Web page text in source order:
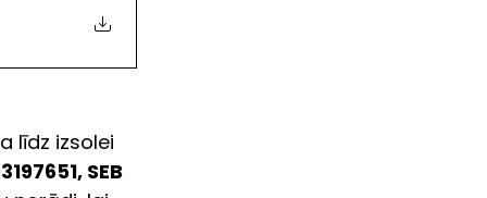
līdz izsolei
SEB